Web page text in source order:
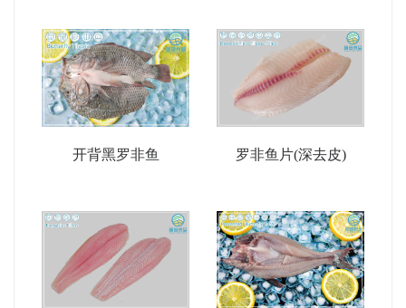
开背黑罗非鱼 罗非鱼片(深去皮)